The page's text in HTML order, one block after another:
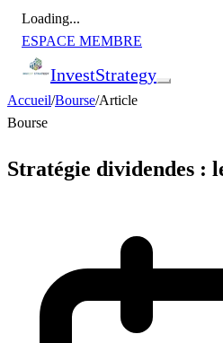
Loading...
ESPACE MEMBRE
InvestStrategy
Accueil/Bourse/Article
Bourse
Stratégie dividendes :